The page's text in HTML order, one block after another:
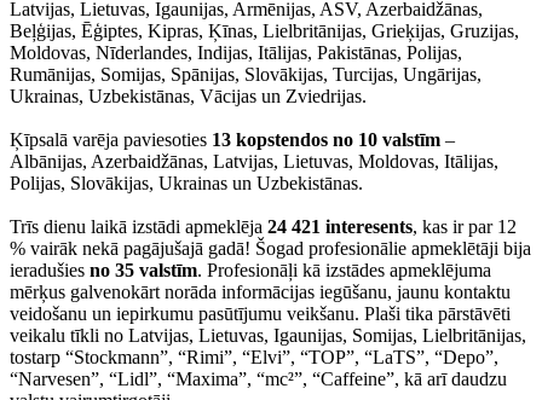
Latvijas, Lietuvas, Igaunijas, Armēnijas, ASV, Azerbaidžānas,
Beļģijas, Ēģiptes, Kipras, Ķīnas, Lielbritānijas, Grieķijas, Gruzijas,
Moldovas, Nīderlandes, Indijas, Itālijas, Pakistānas, Polijas,
Rumānijas, Somijas, Spānijas, Slovākijas, Turcijas, Ungārijas,
Ukrainas, Uzbekistānas, Vācijas un Zviedrijas.
Ķīpsalā varēja paviesoties 13 kopstendos no 10 valstīm –
Albānijas, Azerbaidžānas, Latvijas, Lietuvas, Moldovas, Itālijas,
Polijas, Slovākijas, Ukrainas un Uzbekistānas.
Trīs dienu laikā izstādi apmeklēja 24 421 interesents, kas ir par 12
% vairāk nekā pagājušajā gadā! Šogad profesionālie apmeklētāji bija
ieradušies no 35 valstīm. Profesionāļi kā izstādes apmeklējuma
mērķus galvenokārt norāda informācijas iegūšanu, jaunu kontaktu
veidošanu un iepirkumu pasūtījumu veikšanu. Plaši tika pārstāvēti
veikalu tīkli no Latvijas, Lietuvas, Igaunijas, Somijas, Lielbritānijas,
tostarp “Stockmann”, “Rimi”, “Elvi”, “TOP”, “LaTS”, “Depo”,
“Narvesen”, “Lidl”, “Maxima”, “mc²”, “Caffeine”, kā arī daudzu